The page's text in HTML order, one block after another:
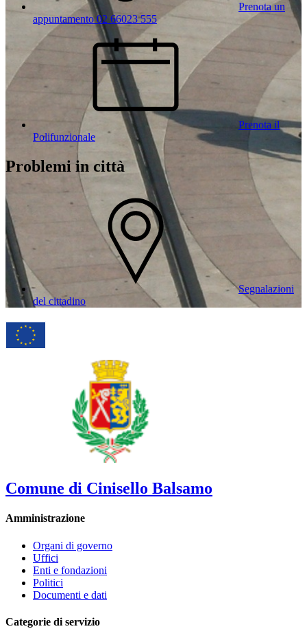
Prenota un
appuntamento 02 66023 555
Prenota il
Polifunzionale
Problemi in città
Segnalazioni
del cittadino
Comune di Cinisello Balsamo
Amministrazione
Organi di governo
Uffici
Enti e fondazioni
Politici
Documenti e dati
Categorie di servizio